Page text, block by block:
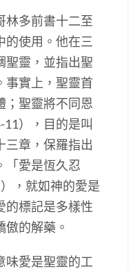
多前書十二至
的使用。他在三
聖靈，並指出聖
事實上，聖靈首
；聖靈將不同恩
），目的是叫
三章，保羅指出
「愛是恆久忍
，就如神的愛是
的標記是多樣性
的解藥。
愛是聖靈的工